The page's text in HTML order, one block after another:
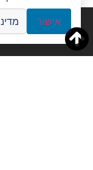
אישור